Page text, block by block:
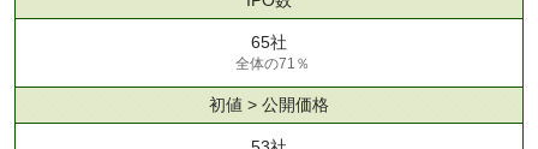
65社
全体の71％
初値 > 公開価格